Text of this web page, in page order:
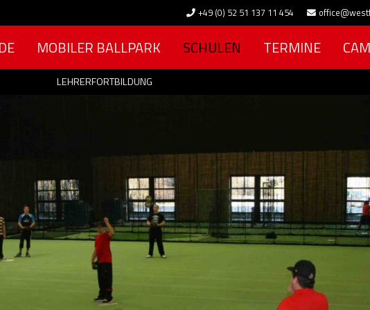
+49 (0) 52 51 137 11 454
MOBILER BALLPARK SCHULEN TERMINE
LEHRERFORTBILDUNG